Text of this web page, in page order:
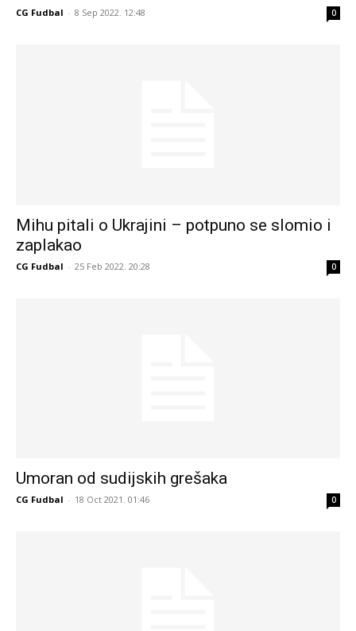
CG Fudbal - 8 Sep 2022. 12:48 0
Mihu pitali o Ukrajini – potpuno se slomio i
zaplakao
CG Fudbal - 25 Feb 2022. 20:28 0
Umoran od sudijskih grešaka
CG Fudbal - 18 Oct 2021. 01:46 0